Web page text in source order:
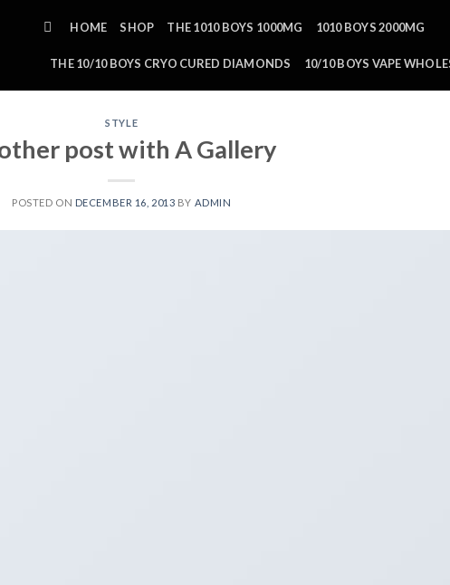
HOME SHOP THE 1010 BOYS 1000MG 1010 BOYS 2000MG
THE 10/10 BOYS CRYO CURED DIAMONDS 10/10 BOYS VAPE
STYLE
post with A Gallery
POSTED ON DECEMBER 16, 2013 BY ADMIN